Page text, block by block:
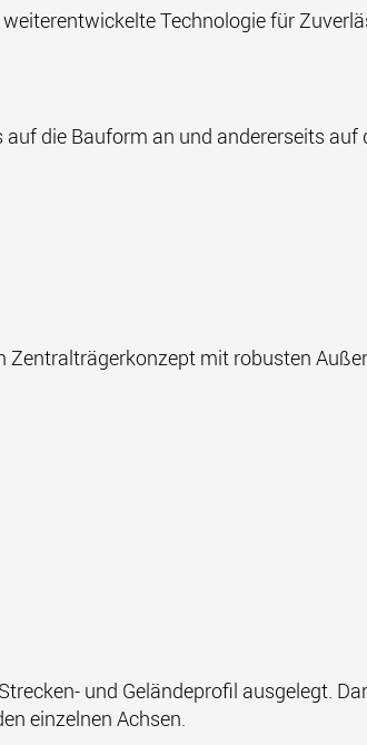
Technologie für
die Bauform an und andererseits
mit robusten
und Geländeprofil ausgelegt.
einzelnen Achsen.